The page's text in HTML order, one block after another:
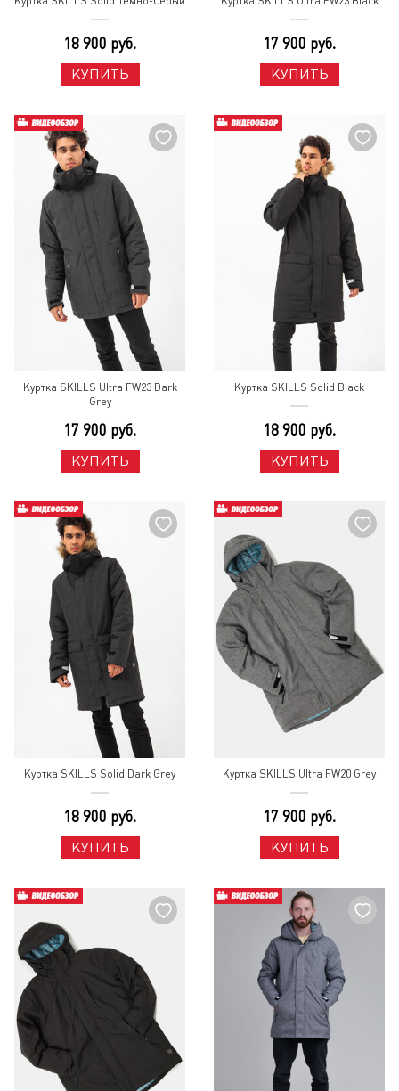
18 900 руб.
КУПИТЬ
17 900 руб.
КУПИТЬ
Куртка SKILLS Ultra FW23 Dark
Grey
17 900 руб.
КУПИТЬ
Куртка SKILLS Solid Black
18 900 руб.
КУПИТЬ
Куртка SKILLS Solid Dark Grey
18 900 руб.
КУПИТЬ
Куртка SKILLS Ultra FW20 Grey
17 900 руб.
КУПИТЬ